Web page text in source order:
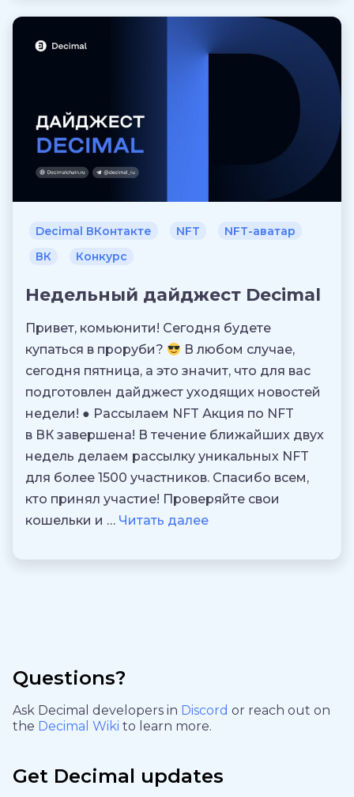
Decimal ВКонтакте NFT
NFT-аватар
ВК
Конкурс
Недельный дайджест Decimal
Привет, комьюнити! Сегодня будете
купаться в проруби?
В любом случае,
сегодня пятница, а это значит, что для вас
подготовлен дайджест уходящих новостей
недели! ● Рассылаем NFT Акция по NFT
в ВК завершена! В течение ближайших двух
недель делаем рассылку уникальных NFT
для более 1500 участников. Спасибо всем,
кто принял участие! Проверяйте свои
кошельки и … Читать далее
Questions?
Ask Decimal developers in Discord or reach out on
the Decimal Wiki to learn more.
Get Decimal updates